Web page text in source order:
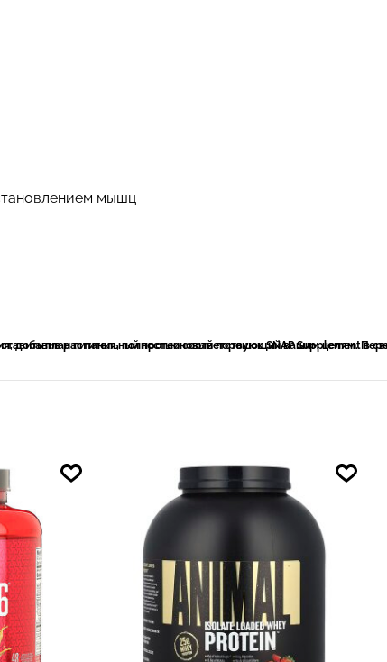
мышц
сомневаться, получаете ли вы достаточно белка для повышения производительности и восстановления, добавив растительный